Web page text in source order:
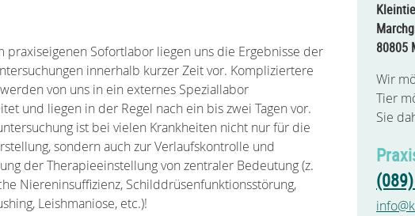
praxiseigenen Sofortlabor liegen uns die Ergebnisse der
innerhalb kurzer Zeit vor. Kompliziertere
von uns in ein externes Speziallabor
und liegen in der Regel nach ein bis zwei Tagen vor.
ist bei vielen Krankheiten nicht nur für die
sondern auch zur Verlaufskontrolle und
der Therapieeinstellung von zentraler Bedeutung (z.
Niereninsuffizienz, Schilddrüsenfunktionsstörung,
Leishmaniose, etc.)!
80805
Wir
Tier
Sie